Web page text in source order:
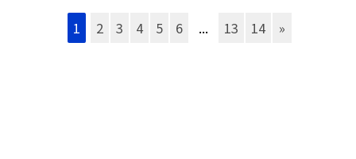
1 2 3 4 5 6 ... 13 14 »